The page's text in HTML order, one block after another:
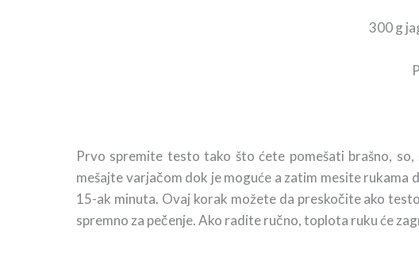
300 g
Prvo spremite testo tako što ćete pomešati brašno,
mešajte varjačom dok je moguće a zatim mesite
15-ak minuta. Ovaj korak možete da preskočite ako
spremno za pečenje. Ako radite ručno, toplota ruku će